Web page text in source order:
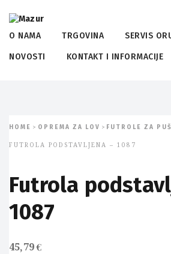
O NAMA TRGOVINA SERVIS
NOVOSTI KONTAKT I INFORMACIJE
HOME > OPREMA ZA LOV > FUTROLE ZA
FUTROLA PODSTAVLJENA – 1087
Futrola
1087
45,79€